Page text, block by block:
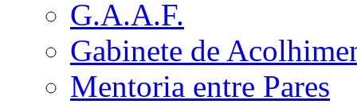
G.A.A.F.
Gabinete de
Mentoria entre Pares